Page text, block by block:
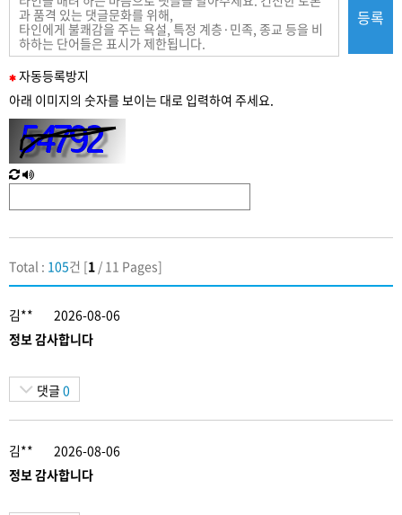
필
수
력
자동등록방지
아래 이미지의 숫자를 보이는 대로 입력하여 주세요.
새
로
침
한
글
성
등록
Total : 105건 [1 / 11 Pages]
김**
2026-08-06
정보 감사합니다
댓글 0
김**
2026-08-06
정보 감사합니다